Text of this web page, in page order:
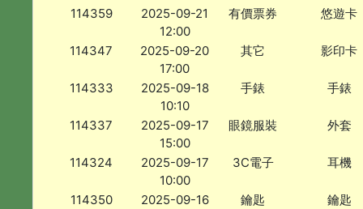
114359
2025-09-21
12:00
有價票券 悠遊卡
114347
2025-09-20
17:00
其它 影印卡
114333
2025-09-18
10:10
手錶 手錶
114337
2025-09-17
15:00
眼鏡服裝 外套
114324
2025-09-17
10:00
3C電子 耳機
114350
2025-09-16
鑰匙 鑰匙